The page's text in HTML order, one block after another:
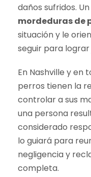
daños sufridos. Un
mordeduras de
situación y le
seguir para lograr
En Nashville y en
perros tienen la
controlar a sus
una persona
considerado
lo guiará para
negligencia y
completa.